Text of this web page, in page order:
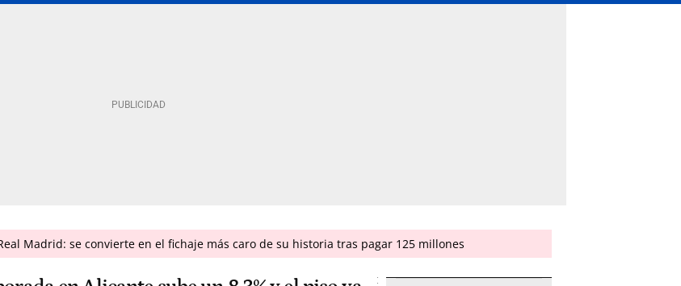
Madrid: se convierte en el fichaje más caro de su historia tras pagar 125 millones